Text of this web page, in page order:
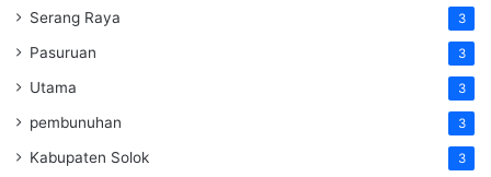
Serang Raya 3
Pasuruan 3
Utama 3
pembunuhan 3
Kabupaten Solok 3